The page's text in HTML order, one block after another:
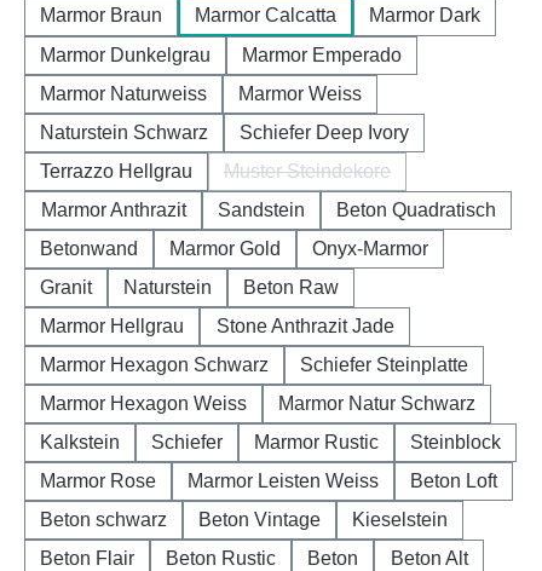
Marmor Braun
Marmor Calcatta
Marmor Dark
Marmor Dunkelgrau
Marmor Emperado
Marmor Naturweiss
Marmor Weiss
Naturstein Schwarz
Schiefer Deep Ivory
Terrazzo Hellgrau
Muster Steindekore
(Diese Option ist zurzeit nicht
Marmor Anthrazit Sandstein
Beton Quadratisch
Betonwand
Marmor Gold
Onyx-Marmor
Granit
Naturstein
Beton Raw
Marmor Hellgrau
Stone Anthrazit Jade
Marmor Hexagon Schwarz
Schiefer Steinplatte
Marmor Hexagon Weiss
Marmor Natur Schwarz
Kalkstein
Schiefer Marmor Rustic
Steinblock
Marmor Rose
Marmor Leisten Weiss
Beton Loft
Beton schwarz
Beton Vintage
Kieselstein
Beton Flair
Beton Rustic Beton Beton Alt